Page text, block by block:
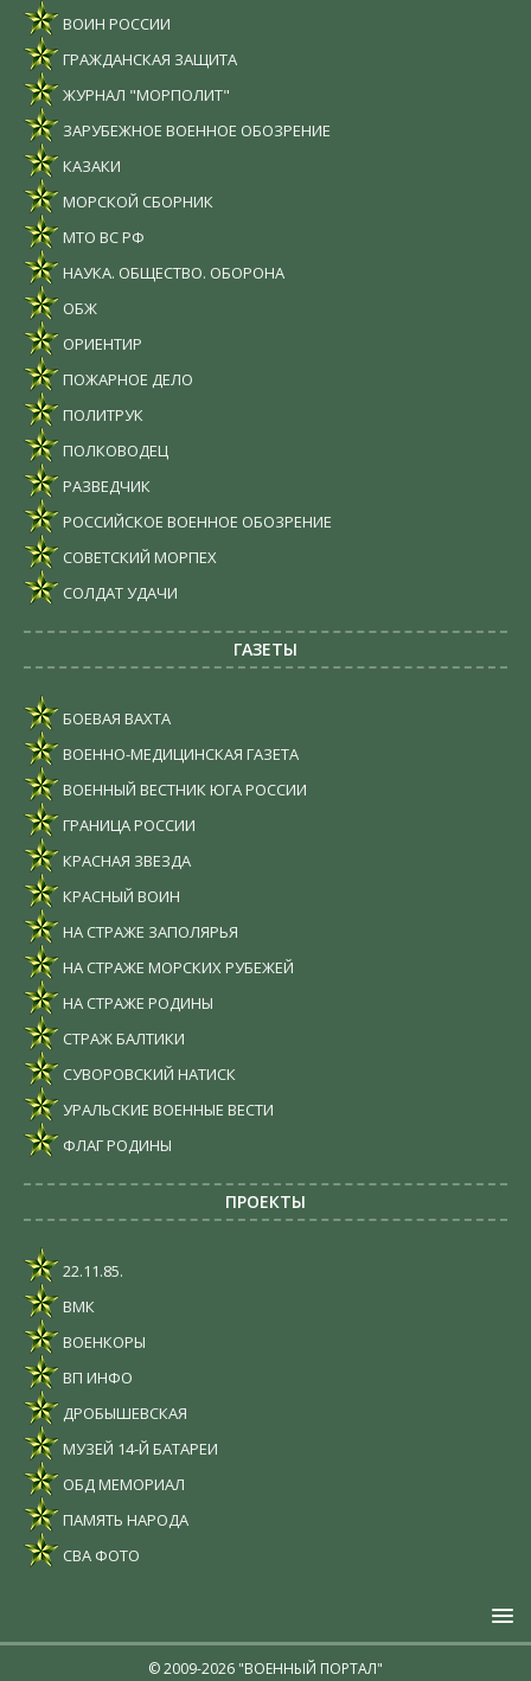
ВОИН РОССИИ
ГРАЖДАНСКАЯ ЗАЩИТА
ЖУРНАЛ "МОРПОЛИТ"
ЗАРУБЕЖНОЕ ВОЕННОЕ ОБОЗРЕНИЕ
КАЗАКИ
МОРСКОЙ СБОРНИК
МТО ВС РФ
НАУКА. ОБЩЕСТВО. ОБОРОНА
ОБЖ
ОРИЕНТИР
ПОЖАРНОЕ ДЕЛО
ПОЛИТРУК
ПОЛКОВОДЕЦ
РАЗВЕДЧИК
РОССИЙСКОЕ ВОЕННОЕ ОБОЗРЕНИЕ
СОВЕТСКИЙ МОРПЕХ
СОЛДАТ УДАЧИ
ГАЗЕТЫ
БОЕВАЯ ВАХТА
ВОЕННО-МЕДИЦИНСКАЯ ГАЗЕТА
ВОЕННЫЙ ВЕСТНИК ЮГА РОССИИ
ГРАНИЦА РОССИИ
КРАСНАЯ ЗВЕЗДА
КРАСНЫЙ ВОИН
НА СТРАЖЕ ЗАПОЛЯРЬЯ
НА СТРАЖЕ МОРСКИХ РУБЕЖЕЙ
НА СТРАЖЕ РОДИНЫ
СТРАЖ БАЛТИКИ
СУВОРОВСКИЙ НАТИСК
УРАЛЬСКИЕ ВОЕННЫЕ ВЕСТИ
ФЛАГ РОДИНЫ
ПРОЕКТЫ
22.11.85.
ВМК
ВОЕНКОРЫ
ВП ИНФО
ДРОБЫШЕВСКАЯ
МУЗЕЙ 14-Й БАТАРЕИ
ОБД МЕМОРИАЛ
ПАМЯТЬ НАРОДА
СВА ФОТО
© 2009-2026 "ВОЕННЫЙ ПОРТАЛ"